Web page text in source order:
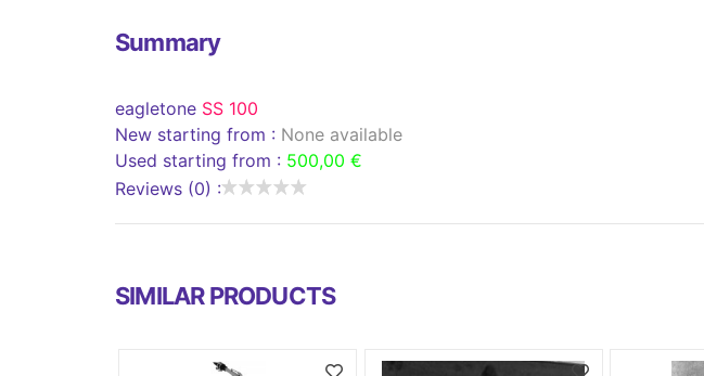
Summary
eagletone SS 100
New starting from : None available
Used starting from : 500,00 €
Reviews (0) :
SIMILAR PRODUCTS